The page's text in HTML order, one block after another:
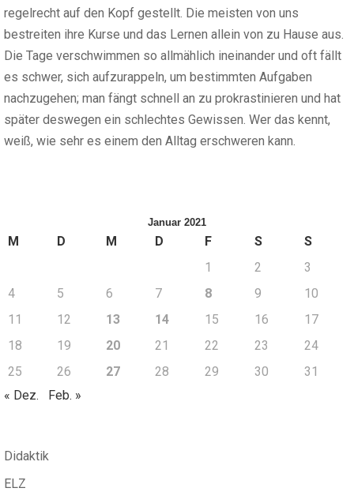
regelrecht auf den Kopf gestellt. Die meisten von uns
bestreiten ihre Kurse und das Lernen allein von zu Hause aus.
Die Tage verschwimmen so allmählich ineinander und oft fällt
es schwer, sich aufzurappeln, um bestimmten Aufgaben
nachzugehen; man fängt schnell an zu prokrastinieren und hat
später deswegen ein schlechtes Gewissen. Wer das kennt,
weiß, wie sehr es einem den Alltag erschweren kann.
Januar 2021
M D M D F S
S
1
2
3
4
5 6 7 8 9
10
11
12 13 14 15 16
17
18
19 20 21 22 23
24
25
26 27 28 29 30
31
« Dez.
Feb. »
Didaktik
ELZ